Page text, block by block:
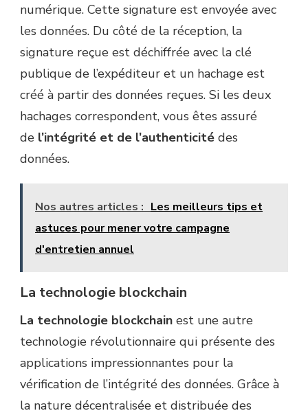
numérique. Cette signature est envoyée avec
les données. Du côté de la réception, la
signature reçue est déchiffrée avec la clé
publique de l’expéditeur et un hachage est
créé à partir des données reçues. Si les deux
hachages correspondent, vous êtes assuré
de l’intégrité et de l’authenticité des
données.
Nos autres articles : Les meilleurs tips et
astuces pour mener votre campagne
d'entretien annuel
La technologie blockchain
La technologie blockchain est une autre
technologie révolutionnaire qui présente des
applications impressionnantes pour la
vérification de l’intégrité des données. Grâce à
la nature décentralisée et distribuée des